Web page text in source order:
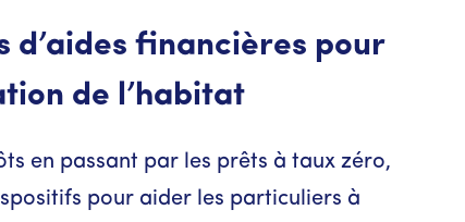
d’aides financières pour
de l’habitat
en passant par les prêts à taux zéro,
pour aider les particuliers à